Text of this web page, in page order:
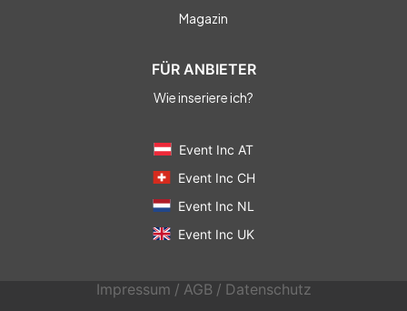
Magazin
FÜR ANBIETER
Wie inseriere ich?
Event Inc AT
Event Inc CH
Event Inc NL
Event Inc UK
Impressum / AGB / Datenschutz